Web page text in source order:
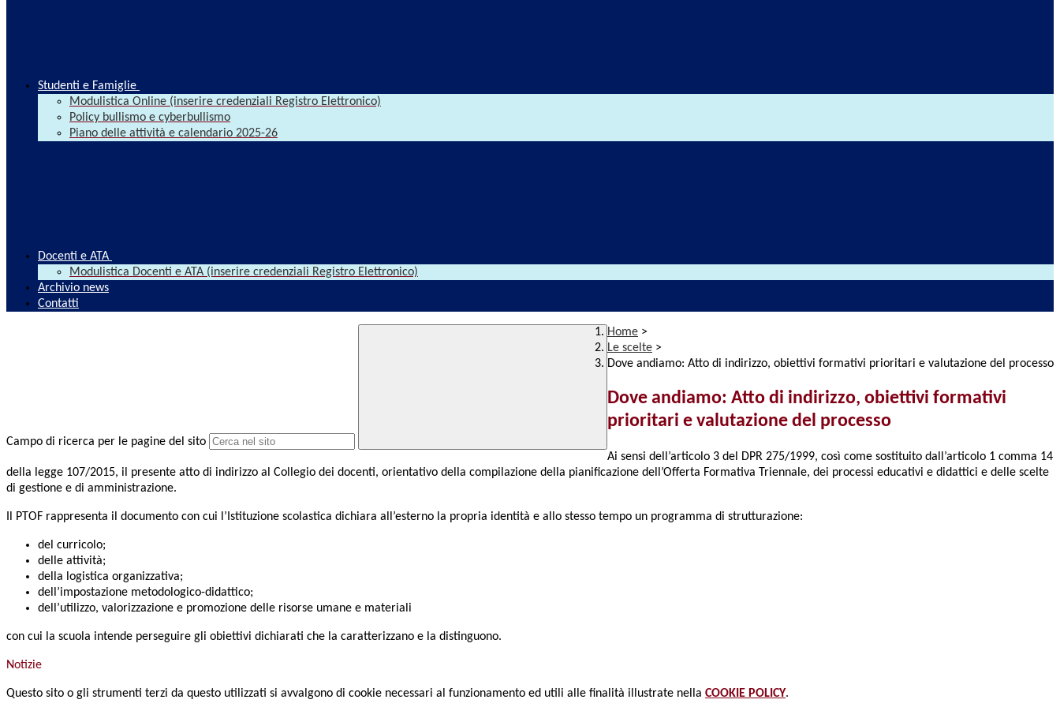
Studenti e Famiglie
Modulistica Online (inserire credenziali Registro Elettronico)
Policy bullismo e cyberbullismo
Piano delle attività e calendario 2025-26
Docenti e ATA
Modulistica Docenti e ATA (inserire credenziali Registro Elettronico)
Archivio news
Contatti
Campo di ricerca per le pagine del sito
Home >
Le scelte >
Dove andiamo: Atto di indirizzo, obiettivi formativi prioritari e valutazione del processo
Dove andiamo: Atto di indirizzo, obiettivi formativi
prioritari e valutazione del processo
Ai sensi dell’articolo 3 del DPR 275/1999, così come sostituito dall’articolo 1 comma 14
della legge 107/2015, il presente atto di indirizzo al Collegio dei docenti, orientativo della compilazione della pianificazione dell’Offerta Formativa Triennale, dei processi educativi e didattici e delle scelte
di gestione e di amministrazione.
Il PTOF rappresenta il documento con cui l’Istituzione scolastica dichiara all’esterno la propria identità e allo stesso tempo un programma di strutturazione:
del curricolo;
delle attività;
della logistica organizzativa;
dell’impostazione metodologico-didattico;
dell’utilizzo, valorizzazione e promozione delle risorse umane e materiali
con cui la scuola intende perseguire gli obiettivi dichiarati che la caratterizzano e la distinguono.
Notizie
Questo sito o gli strumenti terzi da questo utilizzati si avvalgono di cookie necessari al funzionamento ed utili alle finalità illustrate nella COOKIE POLICY.